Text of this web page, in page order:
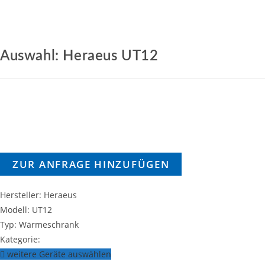
Auswahl: Heraeus UT12
ZUR ANFRAGE HINZUFÜGEN
Hersteller: Heraeus
Modell: UT12
Typ: Wärmeschrank
Kategorie:
weitere Geräte auswählen